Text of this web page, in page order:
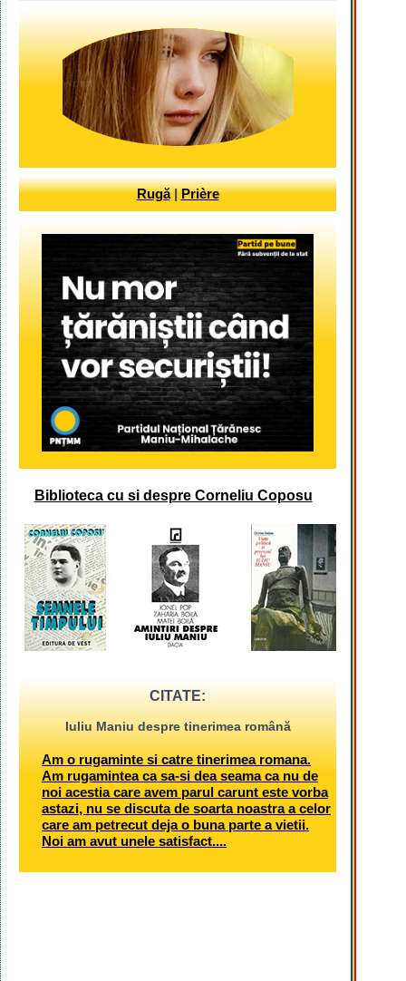
Rugă|Prière
Biblioteca cu si despre Corneliu Coposu
CITATE:
Iuliu Maniu despre tinerimea română
Am o rugaminte si catre tinerimea romana.
Am rugamintea ca sa-si dea seama ca nu de
noi acestia care avem parul carunt este vorba
astazi, nu se discuta de soarta noastra a celor
care am petrecut deja o buna parte a vietii.
Noi am avut unele satisfact....